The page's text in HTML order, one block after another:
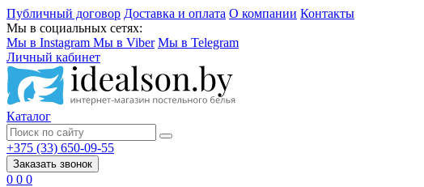
Публичный договор Доставка и оплата О компании Контакты
Мы в социальных сетях:
Мы в Instagram Мы в Viber Мы в Telegram
Личный кабинет
Каталог
+375 (33) 650-09-55
Заказать звонок
0 0 0